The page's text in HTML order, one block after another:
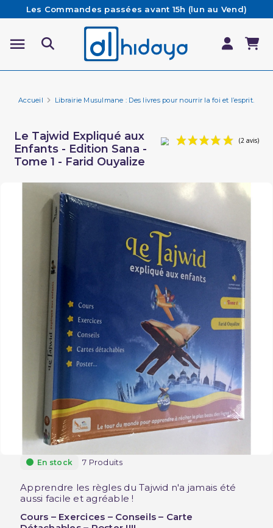
Les Commandes passées avant 15h (lun au Vend)
sont préparées et expédiées le jour même
Besoin d'aide ? Retrouvez notre FAQ
Livraison offerte à partir de 65€ d'achat*
Accueil Librairie Musulmane : Des livres pour nourrir la foi et l’esprit.
Le Tajwid Expliqué aux
Enfants - Edition Sana -
Tome 1 - Farid Ouyalize
En stock 7 Produits
Apprendre les règles du Tajwid n'a jamais été
aussi facile et agréable !
Cours – Exercices – Conseils – Carte